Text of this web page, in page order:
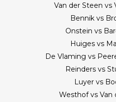
Van der Steen vs
Bennik vs
Onstein vs
Huiges vs
De Vlaming vs
Reinders vs
Luyer vs
Westhof vs Van